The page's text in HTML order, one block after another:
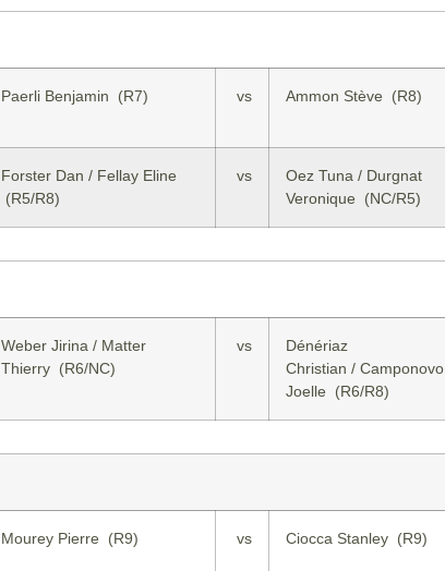
Paerli Benjamin (R7) vs Ammon Stève (R8)
Forster Dan / Fellay Eline
(R5/R8)
vs
Oez Tuna / Durgnat
Veronique (NC/R5)
Weber Jirina / Matter
Thierry (R6/NC)
vs
Dénériaz
Christian / Camponovo
Joelle (R6/R8)
Mourey Pierre (R9) vs Ciocca Stanley (R9)